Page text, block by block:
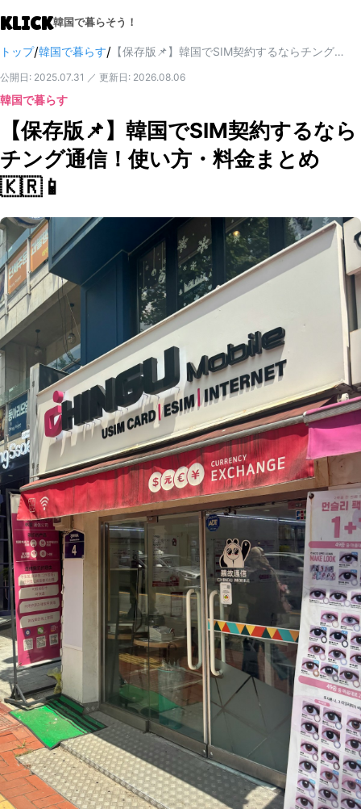
KLICK韓国で暮らそう！
トップ/韓国で暮らす/ 【保存版📌】韓国でSIM契約するならチング通信！使い方・料金まとめ🇰🇷📱
公開日 : 2025.07.31 ／ 更新日 : 2026.08.06
韓国で暮らす
【保存版📌】韓国でSIM契約するなら
チング通信！使い方・料金まとめ
🇰🇷📱